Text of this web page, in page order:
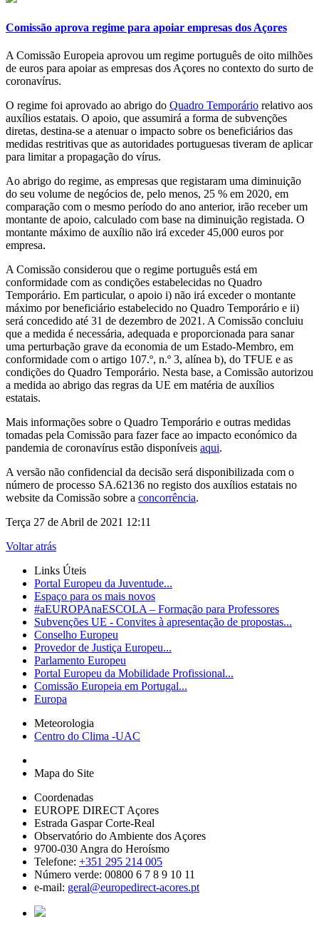
Comissão aprova regime para apoiar empresas dos Açores
A Comissão Europeia aprovou um regime português de oito milhões
de euros para apoiar as empresas dos Açores no contexto do surto de
coronavírus.
O regime foi aprovado ao abrigo do Quadro Temporário relativo aos
auxílios estatais. O apoio, que assumirá a forma de subvenções
diretas, destina-se a atenuar o impacto sobre os beneficiários das
medidas restritivas que as autoridades portuguesas tiveram de aplicar
para limitar a propagação do vírus.
Ao abrigo do regime, as empresas que registaram uma diminuição
do seu volume de negócios de, pelo menos, 25 % em 2020, em
comparação com o mesmo período do ano anterior, irão receber um
montante de apoio, calculado com base na diminuição registada. O
montante máximo de auxílio não irá exceder 45,000 euros por
empresa.
A Comissão considerou que o regime português está em
conformidade com as condições estabelecidas no Quadro
Temporário. Em particular, o apoio i) não irá exceder o montante
máximo por beneficiário estabelecido no Quadro Temporário e ii)
será concedido até 31 de dezembro de 2021. A Comissão concluiu
que a medida é necessária, adequada e proporcionada para sanar
uma perturbação grave da economia de um Estado-Membro, em
conformidade com o artigo 107.º, n.º 3, alínea b), do TFUE e as
condições do Quadro Temporário. Nesta base, a Comissão autorizou
a medida ao abrigo das regras da UE em matéria de auxílios
estatais.
Mais informações sobre o Quadro Temporário e outras medidas
tomadas pela Comissão para fazer face ao impacto económico da
pandemia de coronavírus estão disponíveis aqui.
A versão não confidencial da decisão será disponibilizada com o
número de processo SA.62136 no registo dos auxílios estatais no
website da Comissão sobre a concorrência.
Terça 27 de Abril de 2021 12:11
Voltar atrás
Links Úteis
Portal Europeu da Juventude...
Espaço para os mais novos
#aEUROPAnaESCOLA – Formação para Professores
Subvenções UE - Convites à apresentação de propostas...
Conselho Europeu
Provedor de Justiça Europeu...
Parlamento Europeu
Portal Europeu da Mobilidade Profissional...
Comissão Europeia em Portugal...
Europa
Meteorologia
Centro do Clima -UAC
Mapa do Site
Coordenadas
EUROPE DIRECT Açores
Estrada Gaspar Corte-Real
Observatório do Ambiente dos Açores
9700-030 Angra do Heroísmo
Telefone: +351 295 214 005
Número verde: 00800 6 7 8 9 10 11
e-mail: geral@europedirect-acores.pt